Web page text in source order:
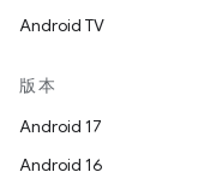
Android TV
版本
Android 17
Android 16